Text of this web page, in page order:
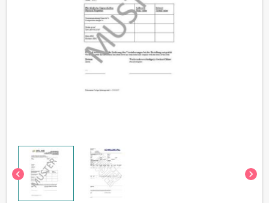
chevron_left chevron_right